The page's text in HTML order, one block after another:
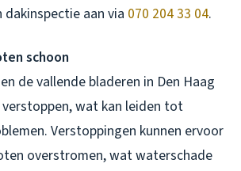
aan via 070 204 33 04.
schoon
de vallende bladeren in Den Haag
wat kan leiden tot
Verstoppingen kunnen ervoor
overstromen, wat waterschade